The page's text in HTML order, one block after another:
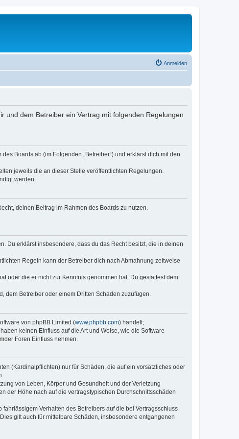
Anmelden
und dem Betreiber ein Vertrag mit folgenden Regelungen
Boards ab (im Folgenden „Betreiber“) und erklärst dich mit den
jeweils die an dieser Stelle veröffentlichten Regelungen.
werden.
deinen Beitrag im Rahmen des Boards zu nutzen.
Du erklärst insbesondere, dass du das Recht besitzt, die in deinen
Regeln kann der Betreiber dich nach Abmahnung zeitweise
oder die er nicht zur Kenntnis genommen hat. Du gestattest dem
dem Betreiber oder einem Dritten Schaden zuzufügen.
von phpBB Limited (www.phpbb.com) handelt;
keinen Einfluss auf die Art und Weise, wie die Software
Foren Einfluss nehmen.
(Kardinalpflichten) nur für Schäden, die auf ein vorsätzliches oder
von Leben, Körper und Gesundheit und der Verletzung
der Höhe nach auf die vertragstypischen Durchschnittsschäden
Verhalten des Betreibers auf die bei Vertragsschluss
gilt auch für mittelbare Schäden, insbesondere entgangenen